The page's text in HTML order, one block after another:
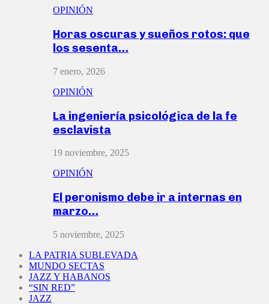
OPINIÓN
Horas oscuras y sueños rotos: que
los sesenta…
7 enero, 2026
OPINIÓN
La ingeniería psicológica de la fe
esclavista
19 noviembre, 2025
OPINIÓN
El peronismo debe ir a internas en
marzo…
5 noviembre, 2025
LA PATRIA SUBLEVADA
MUNDO SECTAS
JAZZ Y HABANOS
“SIN RED”
JAZZ